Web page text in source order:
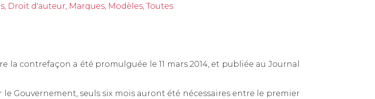
, Droit d'auteur, Marques, Modèles, Toutes
la contrefaçon a été promulguée le 11 mars 2014, et publiée au Journal
Gouvernement, seuls six mois auront été nécessaires entre le premier